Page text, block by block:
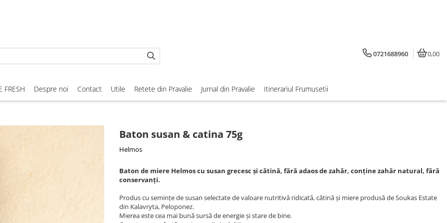
0721688960 0,00
FRESH Despre noi Contact Utile Retete din Pravalie Jurnal din Pravalie Itinerariul Frumusetii
Baton susan & catina 75g
Helmos
Baton de miere Helmos cu susan grecesc și cătină, fără adaos de zahăr, conține zahăr natural, fără
conservanți.
Produs cu semințe de susan selectate de valoare nutritivă ridicată, cătină și miere produsă de Soukas Estate
din Kalavryta, Peloponez.
Mierea este cea mai bună sursă de energie și stare de bine.